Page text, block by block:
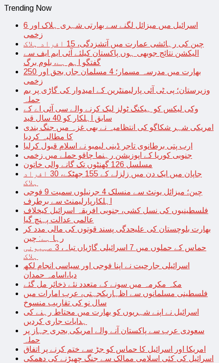
Trending Now
اسرائیل میں میزائل لگنے سے بھارتی شہری ہلاک اور 6
زخمی
چین کی رہائشی عمارت میں آتشزدگی، 15 افراد ہلاک
الیکشن نتائج جوبھی ہوں پاکستان کیلئے آئی ایم ایف سے
گفتگو اہم ہے، بلوم برگ
بھارت میں مدرسہ مسمار؛ 4 مسلمان جاں بحق اور 250
زخمی
وزیرستان؛ پی ٹی آئی پارلیمنٹرین کے امیدوار کی گاڑی پر بم
حملہ
وکی لیکس کو ہیکنگ ٹولز لیک کرنے والے سی آئی اے کے
سابق اہلکار کو 40 سال قید
امریکی شہر شکاگو کی انتظامیہ نے بھی غزہ میں جنگ بندی
کا مطالبہ کردیا
ارب پتی برطانوی تاجر ڈینی لیمبو نے اسلام قبول کرلیا
جنوبی کوریا کے اپوزیشن رہنما چاقو حملے میں زخمی
مسلسل 126 گھنٹوں تک گانے والی خاتون
جاپان میں ایک دن میں زلزلے کے 155 جھٹکے، 30 افراد
ہلاک
چین؛ میزائل یونٹ سے منسلک 4 جرنیلوں سمیت 9 فوجی
اہلکارپارلیمنٹ سے برطرف
فلسطینیوں کی نسل کشی، جنوبی افریقہ اسرائیل کیخلاف
عالمی عدالت پہنچ گیا
بھارت بلوچستان کی علیحدگی پسند قوتوں کی مالی مدد کر
رہا ہے: چین
حماس کے حملوں میں 7 اسرائیلی گاڑیاں تباہ، 3 صہیونی
ہلاک
اسرائیلی جارحیت نے اپنا فوجی اور سیاسی انجام لکھ
دیا،اسامہ حمدان
مکہ مکرمہ میں سونے کے متعدد نئے ذخائر مل گئے
فلسطینی مسلمانوں سے اظہاریکجہتی، عرب امارات میں
سال نو کی تقاریب منسوخ
اسرائیل نے اپنے شہریوں کو بھارت میں محتاط رہنے کی
ہدایات جاری کردیں
سعودی عرب سے پاکستان آنے والے امریکی بحری جہاز پر
حملہ
امریکا اور اسرائیل کا حماس کو جڑ سے ختم کرنے پر اتفاق
اسرائیل کی کئی اسلامی ممالک سے جنگ چھیڑنے کی دھمکی